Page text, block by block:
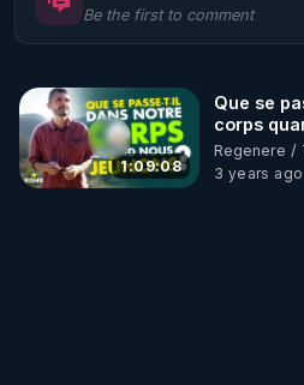
🌱 LE MAGAZINE RÉGÉNÈRE
🌱 LA BOUTIQUE DU
Pour obtenir les anciens
Be the first to comment
1:09:08
Que se
corps
Regenere /
3 years ago